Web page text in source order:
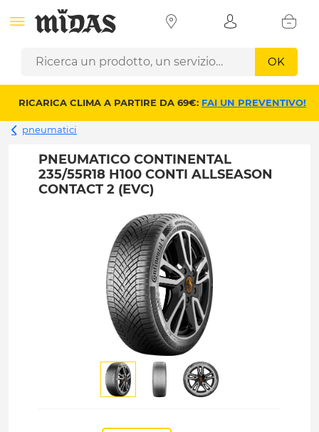
OK
RICARICA CLIMA A PARTIRE DA 69€: FAI UN PREVENTIVO!
pneumatici
PNEUMATICO CONTINENTAL
235/55R18 H100 CONTI ALLSEASON
CONTACT 2 (EVC)